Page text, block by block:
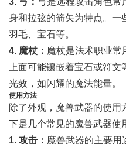
身和拉弦的箭矢为特点。一
羽毛、宝石等。
4. 魔杖： 魔杖是法术职业常
上面可能镶嵌着宝石或符
光效，如闪耀的魔法能量。
使用方法
除了外观，魔兽武器的使用
下是几个常见的魔兽武器使
1. 攻击： 魔兽武器的主要用